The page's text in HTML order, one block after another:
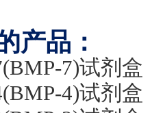
产品：
7)试剂盒
4)试剂盒